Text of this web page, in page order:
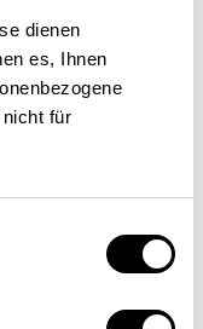
dienen
es, Ihnen
für
leur
en